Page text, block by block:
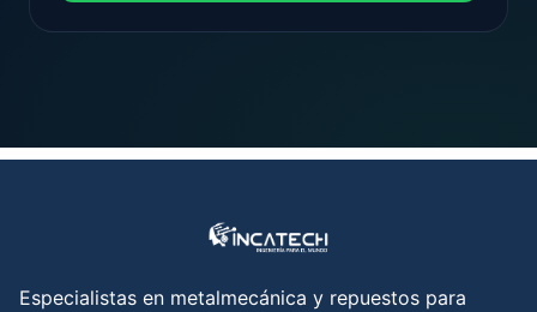
Especialistas en metalmecánica y repuestos para